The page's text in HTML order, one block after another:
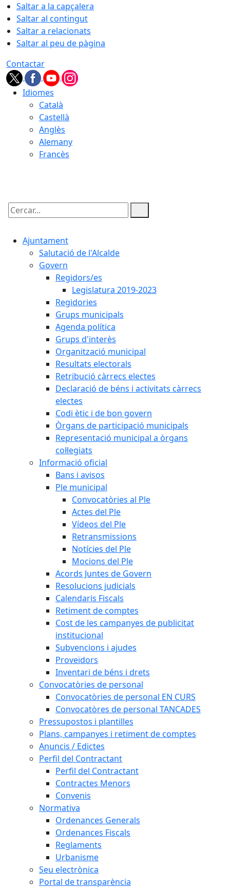
Saltar a la capçalera
Saltar al contingut
Saltar a relacionats
Saltar al peu de pàgina
Contactar
Idiomes
Català
Castellà
Anglès
Alemany
Francès
Cercar:
Ajuntament
Salutació de l'Alcalde
Govern
Regidors/es
Legislatura 2019-2023
Regidories
Grups municipals
Agenda política
Grups d'interès
Organització municipal
Resultats electorals
Retribució càrrecs electes
Declaració de béns i activitats càrrecs
electes
Codi ètic i de bon govern
Òrgans de participació municipals
Representació municipal a òrgans
col·legiats
Informació oficial
Bans i avisos
Ple municipal
Convocatòries al Ple
Actes del Ple
Vídeos del Ple
Retransmissions
Notícies del Ple
Mocions del Ple
Acords Juntes de Govern
Resolucions judicials
Calendaris Fiscals
Retiment de comptes
Cost de les campanyes de publicitat
institucional
Subvencions i ajudes
Proveïdors
Inventari de béns i drets
Convocatòries de personal
Convocatòries de personal EN CURS
Convocatòres de personal TANCADES
Pressupostos i plantilles
Plans, campanyes i retiment de comptes
Anuncis / Edictes
Perfil del Contractant
Perfil del Contractant
Contractes Menors
Convenis
Normativa
Ordenances Generals
Ordenances Fiscals
Reglaments
Urbanisme
Seu electrònica
Portal de transparència